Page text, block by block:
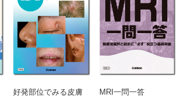
好発部位でみる皮膚 MRI一問一答